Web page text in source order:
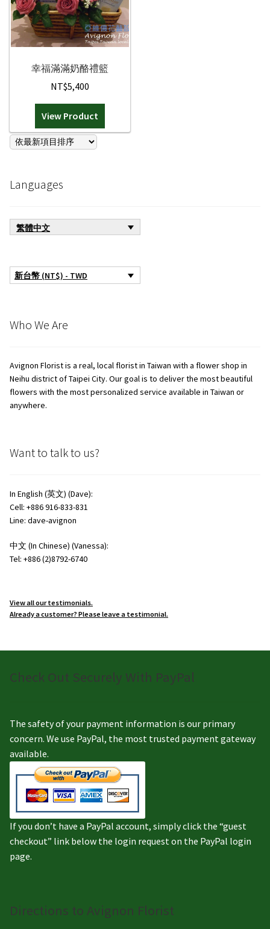
幸福滿滿奶酪禮籃
NT$5,400
View Product
Languages
繁體中文
新台幣 (NT$) - TWD
Who We Are
Avignon Florist is a real, local florist in Taiwan with a flower shop in
Neihu district of Taipei City. Our goal is to deliver the most beautiful
flowers with the most personalized service available in Taiwan or
anywhere.
Want to talk to us?
In English (英文) (Dave):
Cell: +886 916-833-831
Line: dave-avignon
中文 (In Chinese) (Vanessa):
Tel: +886 (2)8792-6740
View all our testimonials.
Already a customer? Please leave a testimonial.
Check Out Securely With PayPal
The safety of your payment information is our primary
concern. We use PayPal, the most trusted payment gateway
available.
If you don’t have a PayPal account, simply click the “guest
checkout” link below the login request on the PayPal login
page.
Directions to Avignon Florist